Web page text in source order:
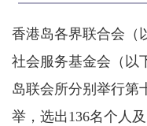
香港岛各界联合会（
社会服务基金会（以
岛联会所分别举行第
举，选出136名个人